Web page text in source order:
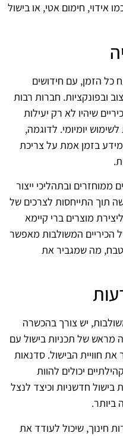
אידוי, חימום אטי, או בישול
כל הזמן, עם חידושים
ובפונקציות. חברות רבות
שיהיו לא רק יעילות
יומיומי. לדוגמה,
בזמן אמת על צריכת
ממוחזרים ובתהליכי ייצור
תוך התייחסות לצרכים של
מוצרים ברי קיימא
הכיריים המשולבות מאפשר
מה שמגביר את
יש צורך בהכשרה
מראש של תכניות בישול עם
את חוויית הבישול. סדנאות
יכולים להוות
חדשניות וכיצד לנצל
ביותר.
חינוך, שיכול לעודד את